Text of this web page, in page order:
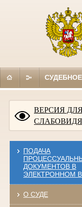
ВЕРСИЯ
ПОДАЧА
ДОКУМЕНТОВ В
ЭЛЕКТРОННОМ
О СУДЕ